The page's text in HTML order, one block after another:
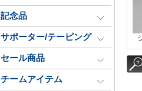
記念品
サポーター/テーピング
セール商品
チームアイテム